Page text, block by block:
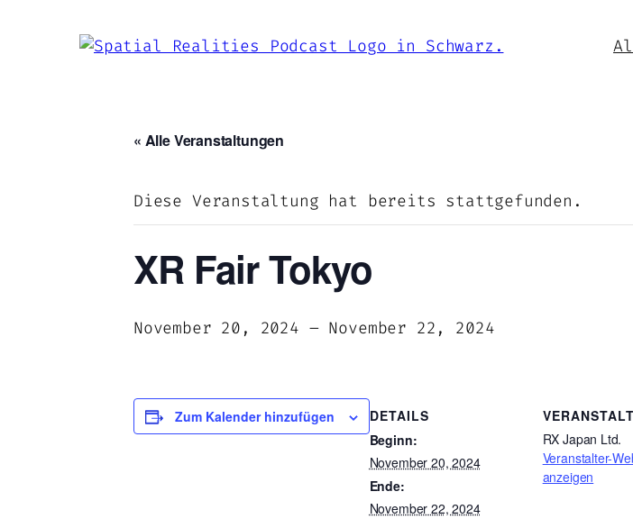
« Alle Veranstaltungen
Diese Veranstaltung hat bereits stattgefunden.
XR Fair Tokyo
November 20, 2024 – November 22, 2024
Zum Kalender hinzufügen
DETAILS
Beginn:
November 20, 2024
Ende:
November 22, 2024
RX Japan Ltd.
Veranstalter-
anzeigen